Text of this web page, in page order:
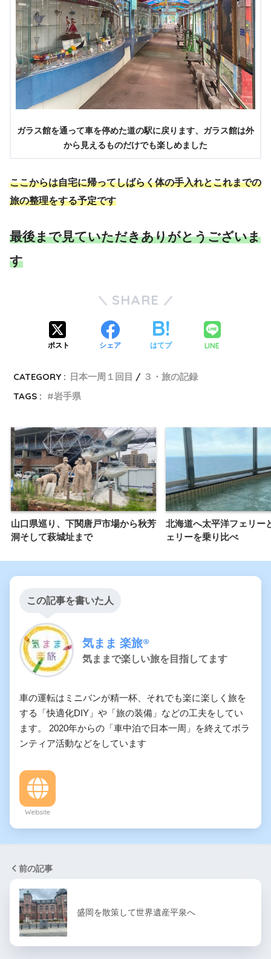
ガラス館を通って車を停めた道の駅に戻ります、ガラス館は外
から見えるものだけでも楽しめました
ここからは自宅に帰ってしばらく体の手入れとこれまでの
旅の整理をする予定です
最後まで見ていただきありがとうございま
す
SHARE
ポスト シェア はてブ LINE
CATEGORY : 日本一周１回目
３・旅の記録
TAGS :
岩手県
山口県巡り、下関唐戸市場から秋芳
洞そして萩城址まで
北海道へ太平洋フェリー
ェリーを乗り比べ
この記事を書いた人
気まま 楽旅®︎
気ままで楽しい旅を目指してます
車の運転はミニバンが精一杯、それでも楽に楽しく旅を
する「快適化DIY」や「旅の装備」などの工夫をしてい
ます。 2020年からの「車中泊で日本一周」を終えてボラ
ンティア活動などをしています
Website
前の記事
盛岡を散策して世界遺産平泉へ